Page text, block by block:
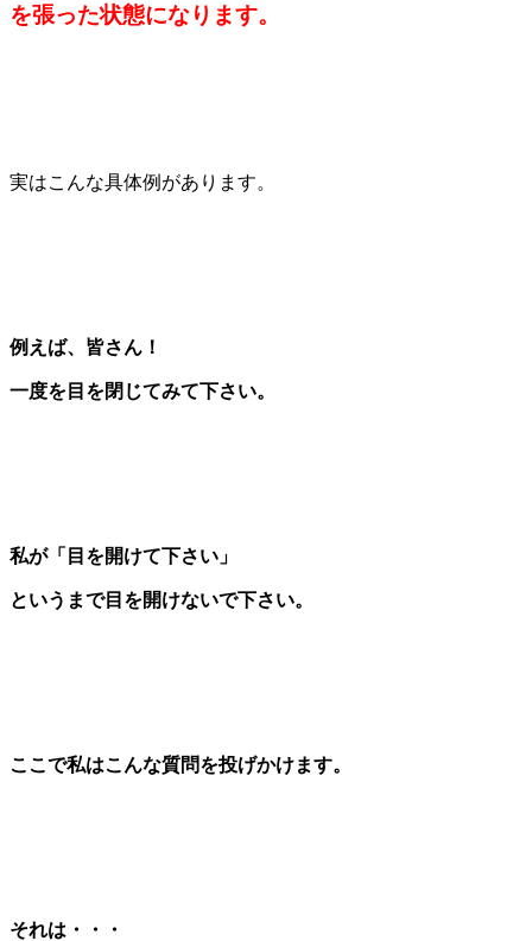
を張った状態になります。
実はこんな具体例があります。
例えば、皆さん！
一度を目を閉じてみて下さい。
私が「目を開けて下さい」
というまで目を開けないで下さい。
ここで私はこんな質問を投げかけます。
それは・・・